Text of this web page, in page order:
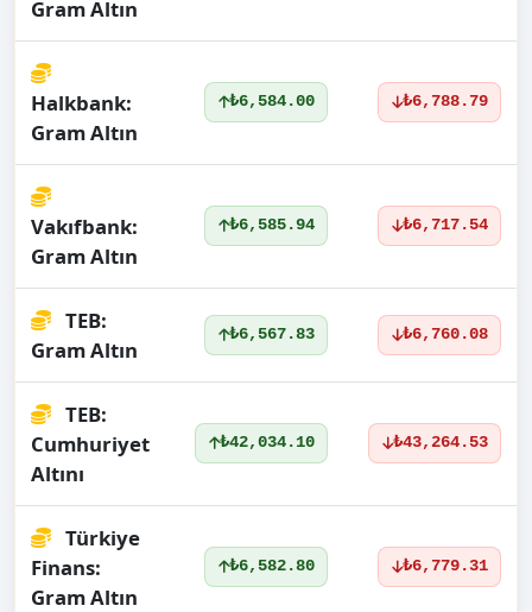
Gram Altın
Halkbank:
Gram Altın
₺6,584.00 ₺6,788.79
Vakıfbank:
Gram Altın
₺6,585.94 ₺6,717.54
TEB:
Gram Altın
₺6,567.83 ₺6,760.08
TEB:
Cumhuriyet
Altını
₺42,034.10 ₺43,264.53
Türkiye
Finans:
Gram Altın
₺6,582.80 ₺6,779.31